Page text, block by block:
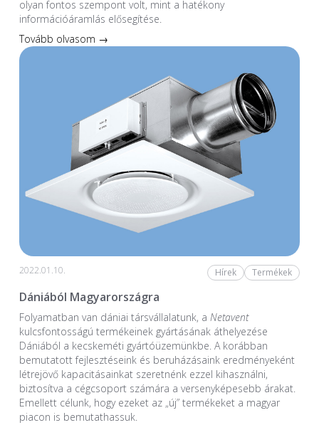
olyan fontos szempont volt, mint a hatékony
információáramlás elősegítése.
Tovább olvasom →
2022.01.10. Hírek Termékek
Dániából Magyarországra
Folyamatban van dániai társvállalatunk, a Netavent
kulcsfontosságú termékeinek gyártásának áthelyezése
Dániából a kecskeméti gyártóüzemünkbe. A korábban
bemutatott fejlesztéseink és beruházásaink eredményeként
létrejövő kapacitásainkat szeretnénk ezzel kihasználni,
biztosítva a cégcsoport számára a versenyképesebb árakat.
Emellett célunk, hogy ezeket az „új” termékeket a magyar
piacon is bemutathassuk.